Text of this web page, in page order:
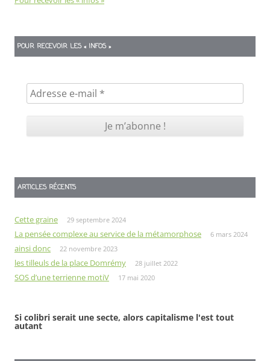
POUR RECEVOIR LES « INFOS »
ARTICLES RÉCENTS
Cette graine 29 septembre 2024
La pensée complexe au service de la métamorphose 6 mars 2024
ainsi donc 22 novembre 2023
les tilleuls de la place Domrémy 28 juillet 2022
SOS d’une terrienne motiV 17 mai 2020
Si colibri serait une secte, alors capitalisme l'est tout
autant